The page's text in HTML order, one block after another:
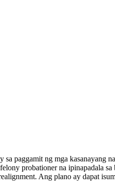
paggamit ng mga kasanayang
probationer na ipinapadala sa
Ang plano ay dapat